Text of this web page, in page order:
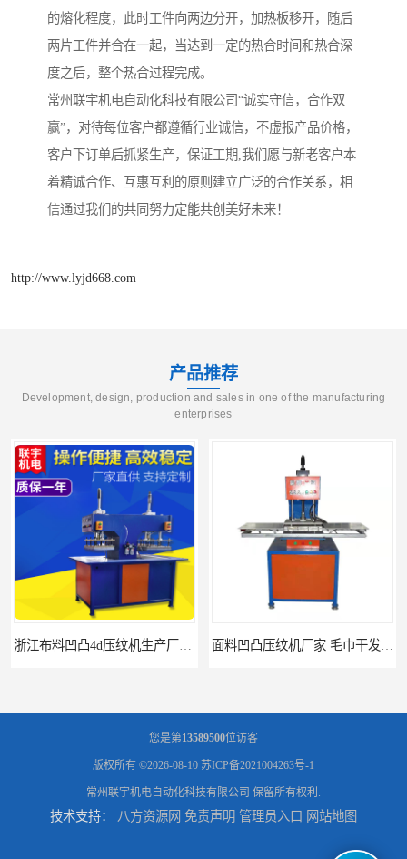
的熔化程度，此时工件向两边分开，加热板移开，随后
两片工件并合在一起，当达到一定的热合时间和热合深
度之后，整个热合过程完成。
常州联宇机电自动化科技有限公司“诚实守信，合作双
赢”，对待每位客户都遵循行业诚信，不虚报产品价格，
客户下订单后抓紧生产，保证工期,我们愿与新老客户本
着精诚合作、互惠互利的原则建立广泛的合作关系，相
信通过我们的共同努力定能共创美好未来！
http://www.lyjd668.com
产品推荐
Development, design, production and sales in one of the manufacturing
enterprises
浙江布料凹凸4d压纹机生产厂家 服装凹凸4d压纹植胶机 经济实惠 面料凹凸压纹机厂家 毛巾干发巾压标压logo设备 性能稳定
您是第13589500位访客
版权所有 ©2026-08-10 苏ICP备2021004263号-1
常州联宇机电自动化科技有限公司 保留所有权利.
技术支持： 八方资源网 免责声明 管理员入口 网站地图